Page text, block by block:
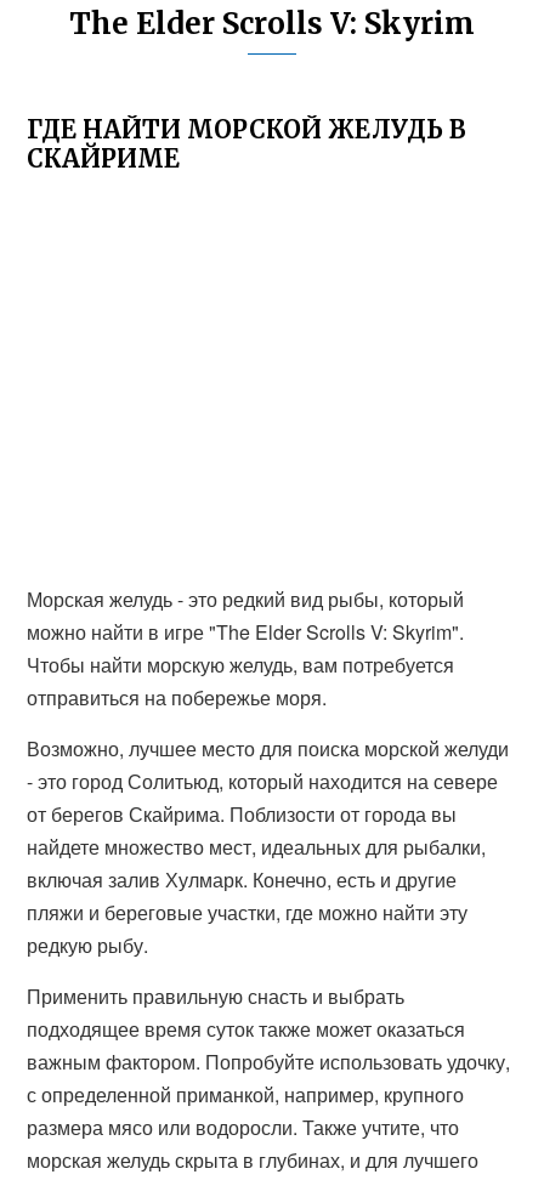
The Elder Scrolls V: Skyrim
ГДЕ НАЙТИ МОРСКОЙ ЖЕЛУДЬ В
СКАЙРИМЕ
Морская желудь - это редкий вид рыбы, который
можно найти в игре "The Elder Scrolls V: Skyrim".
Чтобы найти морскую желудь, вам потребуется
отправиться на побережье моря.
Возможно, лучшее место для поиска морской желуди
- это город Солитьюд, который находится на севере
от берегов Скайрима. Поблизости от города вы
найдете множество мест, идеальных для рыбалки,
включая залив Хулмарк. Конечно, есть и другие
пляжи и береговые участки, где можно найти эту
редкую рыбу.
Применить правильную снасть и выбрать
подходящее время суток также может оказаться
важным фактором. Попробуйте использовать удочку,
с определенной приманкой, например, крупного
размера мясо или водоросли. Также учтите, что
морская желудь скрыта в глубинах, и для лучшего